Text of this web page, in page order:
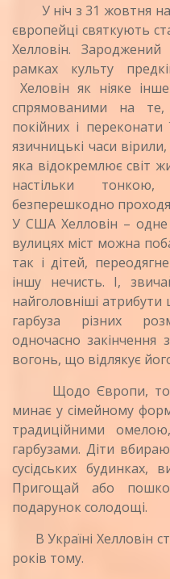
У ніч з 31 жовтня на
європейці святкують
Хелловін.
рамках культу
Хеловін як ніяке
спрямованими на
покійних і
язичницькі часи
яка відокремлює світ
настільки
безперешкодно
У США Хелловін – одне
вулицях міст можна
так і дітей,
іншу нечисть. І,
найголовніші атрибути
гарбуза різних
одночасно закінчення
вогонь, що відлякує
Щодо Європи, то
минає у сімейному
традиційними
гарбузами. Діти
сусідських
Пригощай або
подарунок солодощі.
В Україні Хелловін
років тому.